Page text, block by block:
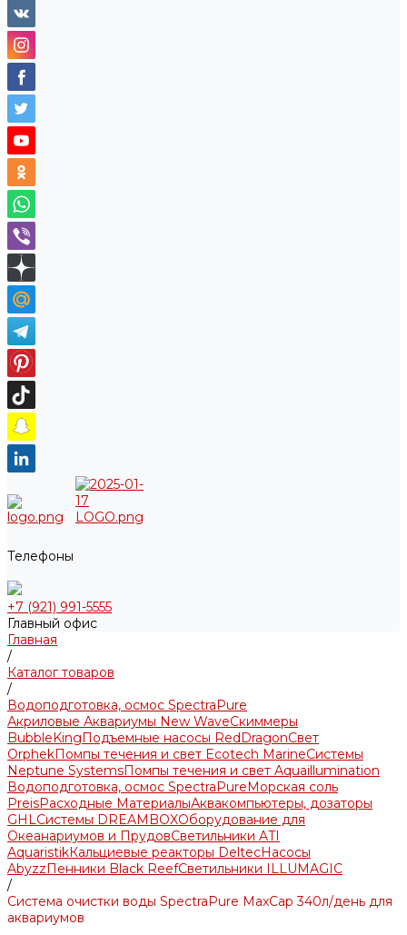
Телефоны
+7 (921) 991-5555
Главный офис
Главная
/
Каталог товаров
/
Водоподготовка, осмос SpectraPure
Акриловые Аквариумы New WaveСкиммеры
BubbleKingПодъемные насосы RedDragonСвет
OrphekПомпы течения и свет Ecotech MarineСистемы
Neptune SystemsПомпы течения и свет Aquaillumination
Водоподготовка, осмос SpectraPureМорская соль
PreisРасходные МатериалыАквакомпьютеры, дозаторы
GHLСистемы DREAMBOXОборудование для
Океанариумов и ПрудовСветильники ATI
AquaristikКальциевые реакторы DeltecНасосы
AbyzzПенники Black ReefСветильники ILLUMAGIC
/
Система очистки воды SpectraPure MaxCap 340л/день для
аквариумов